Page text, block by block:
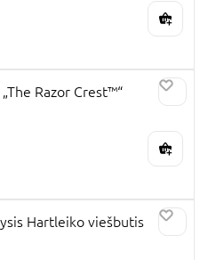
Razor Crest™“
Hartleiko viešbutis